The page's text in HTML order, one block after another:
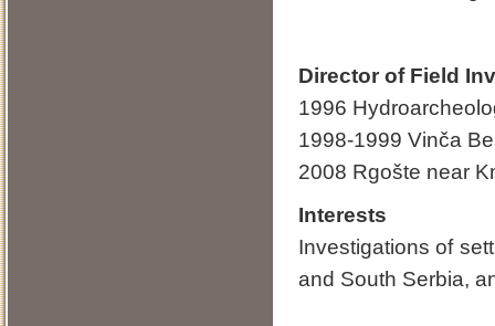
Director of Field
1996
1998-1999 Vinča
2008 Rgošte near
Interests
Investigations of
and South Serbia,